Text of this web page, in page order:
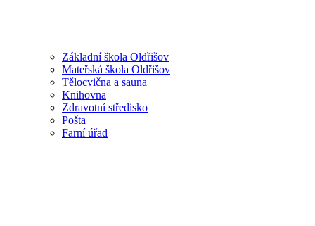
Základní škola Oldřišov
Mateřská škola Oldřišov
Tělocvična a sauna
Knihovna
Zdravotní středisko
Pošta
Farní úřad